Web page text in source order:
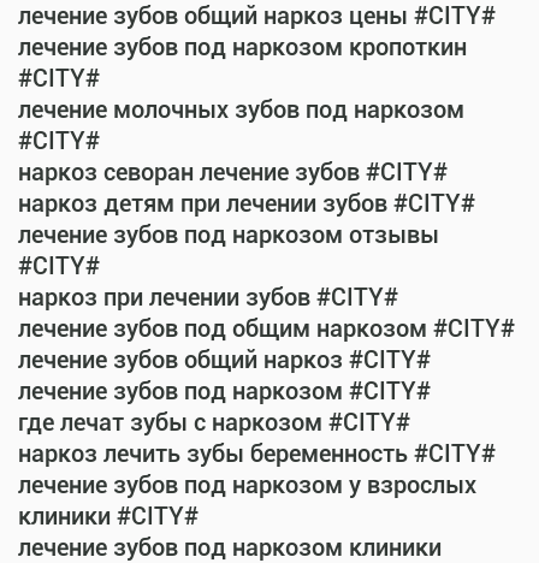
лечение зубов общий наркоз цены #CITY#
лечение зубов под наркозом кропоткин
#CITY#
лечение молочных зубов под наркозом
#CITY#
наркоз севоран лечение зубов #CITY#
наркоз детям при лечении зубов #CITY#
лечение зубов под наркозом отзывы
#CITY#
наркоз при лечении зубов #CITY#
лечение зубов под общим наркозом #CITY#
лечение зубов общий наркоз #CITY#
лечение зубов под наркозом #CITY#
где лечат зубы с наркозом #CITY#
наркоз лечить зубы беременность #CITY#
лечение зубов под наркозом у взрослых
клиники #CITY#
лечение зубов под наркозом клиники